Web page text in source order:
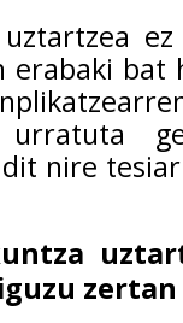
erabaki bat
nire
zertan